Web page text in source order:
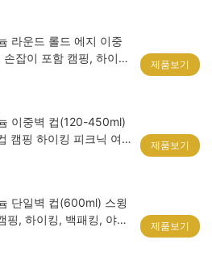
라운드 롤드 에지 이중
잡이 포함 캠핑, 하이킹,
제품보기
이중벽 컵(120-450ml)
캠핑 하이킹 피크닉 여행
TK191106/TK19
제품보기
단일벽 컵(600ml) 스윙
핑, 하이킹, 백패킹, 야외
제품보기